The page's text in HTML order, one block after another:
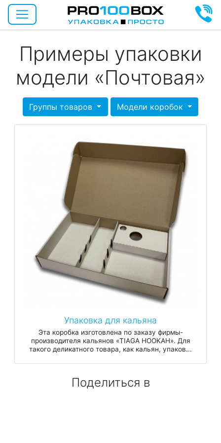
Примеры упаковки
модели «Почтовая»
Группы товаров Модели коробок
Упаковка для кальяна
Эта коробка изготовлена по заказу фирмы-
производителя кальянов «TIAGA HOOKAH». Для
такого деликатного товара, как кальян, упаков...
Поделиться в